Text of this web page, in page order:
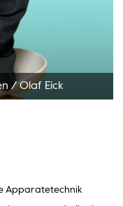
/Olaf Eick
Apparatetechnik